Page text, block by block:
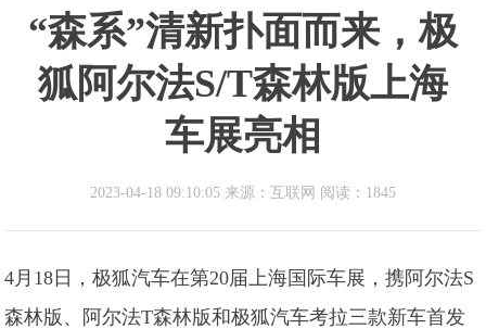
“森系”清新扑面而来，极
狐阿尔法S/T森林版上海
车展亮相
2023-04-18 09:10:05 来源：互联网 阅读：1845
4月18日，极狐汽车在第20届上海国际车展，携阿尔法S
森林版、阿尔法T森林版和极狐汽车考拉三款新车首发